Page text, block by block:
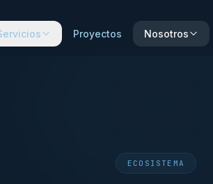
Proyectos Nosotros
ECOSISTEMA